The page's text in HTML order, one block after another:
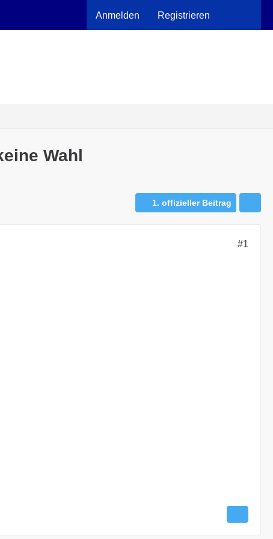
Anmelden Registrieren
Wahl
1. offizieller Beitrag
#1